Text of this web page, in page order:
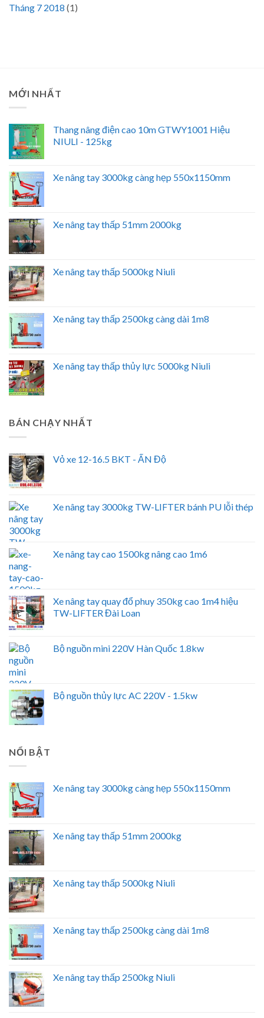
Tháng 7 2018 (1)
MỚI NHẤT
Thang nâng điện cao 10m GTWY1001 Hiệu
NIULI - 125kg
Xe nâng tay 3000kg càng hẹp 550x1150mm
Xe nâng tay thấp 51mm 2000kg
Xe nâng tay thấp 5000kg Niuli
Xe nâng tay thấp 2500kg càng dài 1m8
Xe nâng tay thấp thủy lực 5000kg Niuli
BÁN CHẠY NHẤT
Vỏ xe 12-16.5 BKT - ẤN Độ
Xe nâng tay 3000kg TW-LIFTER bánh PU lỗi thép
Xe nâng tay cao 1500kg nâng cao 1m6
Xe nâng tay quay đổ phuy 350kg cao 1m4 hiệu
TW-LIFTER Đài Loan
Bộ nguồn mini 220V Hàn Quốc 1.8kw
Bộ nguồn thủy lực AC 220V - 1.5kw
NỔI BẬT
Xe nâng tay 3000kg càng hẹp 550x1150mm
Xe nâng tay thấp 51mm 2000kg
Xe nâng tay thấp 5000kg Niuli
Xe nâng tay thấp 2500kg càng dài 1m8
Xe nâng tay thấp 2500kg Niuli